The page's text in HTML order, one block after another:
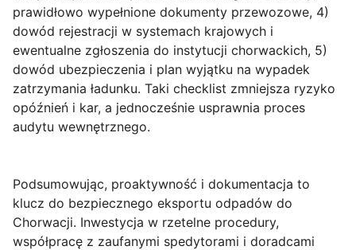
prawidłowo wypełnione dokumenty przewozowe, 4)
dowód rejestracji w systemach krajowych i
ewentualne zgłoszenia do instytucji chorwackich, 5)
dowód ubezpieczenia i plan wyjątku na wypadek
zatrzymania ładunku. Taki checklist zmniejsza ryzyko
opóźnień i kar, a jednocześnie usprawnia proces
audytu wewnętrznego.
Podsumowując, proaktywność i dokumentacja to
klucz do bezpiecznego eksportu odpadów do
Chorwacji. Inwestycja w rzetelne procedury,
współpracę z zaufanymi spedytorami i doradcami